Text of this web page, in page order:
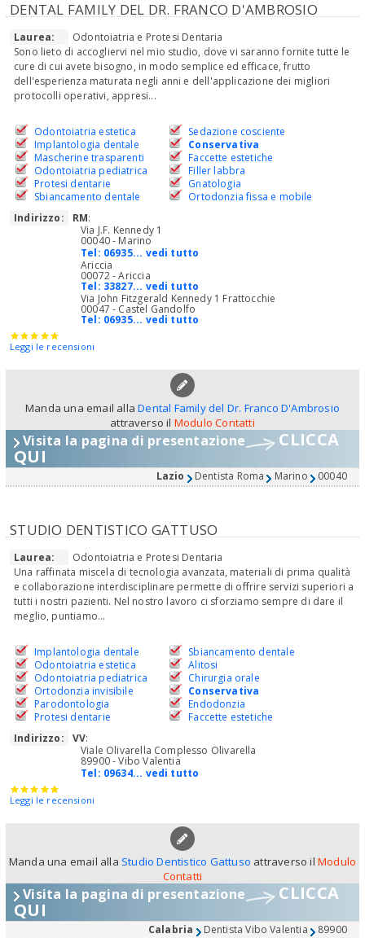
DENTAL FAMILY DEL DR. FRANCO D'AMBROSIO
Laurea:
Odontoiatria e Protesi Dentaria
Sono lieto di accogliervi nel mio studio, dove vi saranno fornite tutte le
cure di cui avete bisogno, in modo semplice ed efficace, frutto
dell'esperienza maturata negli anni e dell'applicazione dei migliori
protocolli operativi, appresi...
Odontoiatria estetica
Implantologia dentale
Mascherine trasparenti
Odontoiatria pediatrica
Protesi dentarie
Sbiancamento dentale
Sedazione cosciente
Conservativa
Faccette estetiche
Filler labbra
Gnatologia
Ortodonzia fissa e mobile
Indirizzo:
RM:
Via J.F. Kennedy 1
00040 - Marino
Tel: 06935... vedi tutto
Ariccia
00072 - Ariccia
Tel: 33827... vedi tutto
Via John Fitzgerald Kennedy 1 Frattocchie
00047 - Castel Gandolfo
Tel: 06935... vedi tutto
Leggi le recensioni
Manda una email allaDental Family del Dr. Franco D'Ambrosio
attraverso il Modulo Contatti
Visita la pagina di presentazione CLICCA
QUI
Lazio Dentista Roma Marino 00040
STUDIO DENTISTICO GATTUSO
Laurea:
Odontoiatria e Protesi Dentaria
Una raffinata miscela di tecnologia avanzata, materiali di prima qualità
e collaborazione interdisciplinare permette di offrire servizi superiori a
tutti i nostri pazienti. Nel nostro lavoro ci sforziamo sempre di dare il
meglio, puntiamo...
Implantologia dentale
Odontoiatria estetica
Odontoiatria pediatrica
Ortodonzia invisibile
Parodontologia
Protesi dentarie
Sbiancamento dentale
Alitosi
Chirurgia orale
Conservativa
Endodonzia
Faccette estetiche
Indirizzo:
VV:
Viale Olivarella Complesso Olivarella
89900 - Vibo Valentia
Tel: 09634... vedi tutto
Leggi le recensioni
Manda una email alla Studio Dentistico Gattuso attraverso il Modulo
Contatti
Visita la pagina di presentazione CLICCA
QUI
Calabria Dentista Vibo Valentia 89900